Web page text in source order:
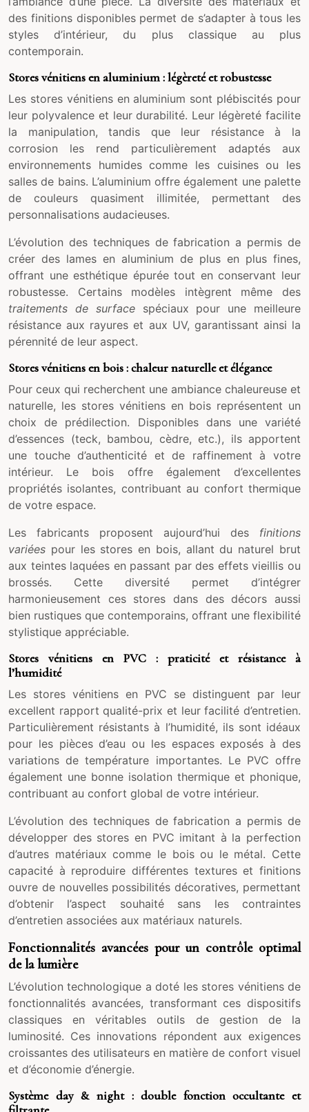
des finitions disponibles permet de s’adapter à tous les
styles d’intérieur, du plus classique au plus
contemporain.
Stores vénitiens en aluminium : légèreté et robustesse
Les stores vénitiens en aluminium sont plébiscités pour
leur polyvalence et leur durabilité. Leur légèreté facilite
la manipulation, tandis que leur résistance à la
corrosion les rend particulièrement adaptés aux
environnements humides comme les cuisines ou les
salles de bains. L’aluminium offre également une palette
de couleurs quasiment illimitée, permettant des
personnalisations audacieuses.
L’évolution des techniques de fabrication a permis de
créer des lames en aluminium de plus en plus fines,
offrant une esthétique épurée tout en conservant leur
robustesse. Certains modèles intègrent même des
traitements de surfacespéciaux pour une meilleure
résistance aux rayures et aux UV, garantissant ainsi la
pérennité de leur aspect.
Stores vénitiens en bois : chaleur naturelle et élégance
Pour ceux qui recherchent une ambiance chaleureuse et
naturelle, les stores vénitiens en bois représentent un
choix de prédilection. Disponibles dans une variété
d’essences (teck, bambou, cèdre, etc.), ils apportent
une touche d’authenticité et de raffinement à votre
intérieur. Le bois offre également d’excellentes
propriétés isolantes, contribuant au confort thermique
de votre espace.
Les fabricants proposent aujourd’hui des finitions
variées pour les stores en bois, allant du naturel brut
aux teintes laquées en passant par des effets vieillis ou
brossés. Cette diversité permet d’intégrer
harmonieusement ces stores dans des décors aussi
bien rustiques que contemporains, offrant une flexibilité
stylistique appréciable.
Stores vénitiens en PVC : praticité et résistance à
l’humidité
Les stores vénitiens en PVC se distinguent par leur
excellent rapport qualité-prix et leur facilité d’entretien.
Particulièrement résistants à l’humidité, ils sont idéaux
pour les pièces d’eau ou les espaces exposés à des
variations de température importantes. Le PVC offre
également une bonne isolation thermique et phonique,
contribuant au confort global de votre intérieur.
L’évolution des techniques de fabrication a permis de
développer des stores en PVC imitant à la perfection
d’autres matériaux comme le bois ou le métal. Cette
capacité à reproduire différentes textures et finitions
ouvre de nouvelles possibilités décoratives, permettant
d’obtenir l’aspect souhaité sans les contraintes
d’entretien associées aux matériaux naturels.
Fonctionnalités avancées pour un contrôle optimal
de la lumière
L’évolution technologique a doté les stores vénitiens de
fonctionnalités avancées, transformant ces dispositifs
classiques en véritables outils de gestion de la
luminosité. Ces innovations répondent aux exigences
croissantes des utilisateurs en matière de confort visuel
et d’économie d’énergie.
Système day & night : double fonction occultante et